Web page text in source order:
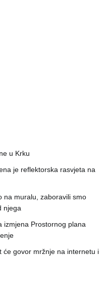
u Krku
je reflektorska rasvjeta na
na muralu, zaboravili smo
njega
izmjena Prostornog plana
će govor mržnje na internetu i